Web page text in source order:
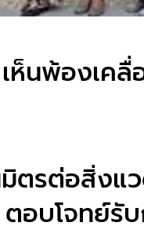
เห็นพ้องเ
รต่อสิ่งแ
บโจทย์รับ